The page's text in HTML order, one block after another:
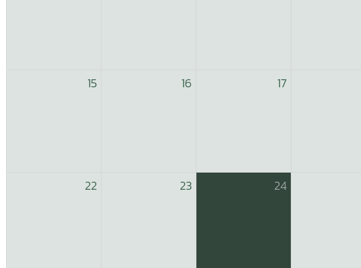
15 16 17
22 23 24